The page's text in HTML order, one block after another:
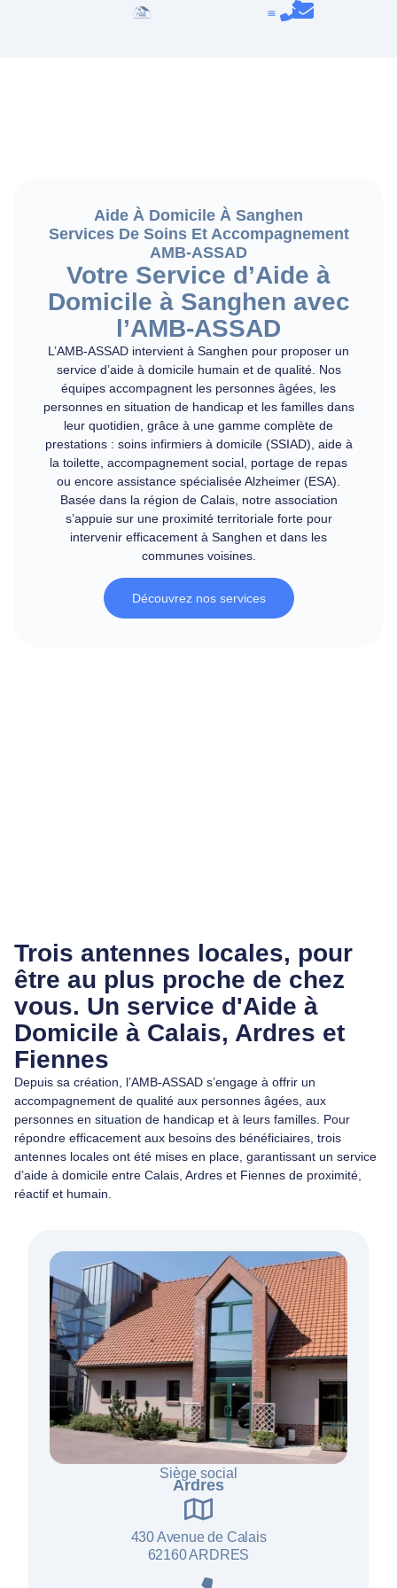
Aide À Domicile À Sanghen
Services De Soins Et Accompagnement
AMB-ASSAD
Votre Service d’Aide à
Domicile à Sanghen avec
l’AMB-ASSAD
L’AMB-ASSAD intervient à Sanghen pour proposer un
service d’aide à domicile humain et de qualité. Nos
équipes accompagnent les personnes âgées, les
personnes en situation de handicap et les familles dans
leur quotidien, grâce à une gamme complète de
prestations : soins infirmiers à domicile (SSIAD), aide à
la toilette, accompagnement social, portage de repas
ou encore assistance spécialisée Alzheimer (ESA).
Basée dans la région de Calais, notre association
s’appuie sur une proximité territoriale forte pour
intervenir efficacement à Sanghen et dans les
communes voisines.
Découvrez nos services
Trois antennes locales, pour
être au plus proche de chez
vous. Un service d'Aide à
Domicile à Calais, Ardres et
Fiennes
Depuis sa création, l’AMB-ASSAD s’engage à offrir un
accompagnement de qualité aux personnes âgées, aux
personnes en situation de handicap et à leurs familles. Pour
répondre efficacement aux besoins des bénéficiaires, trois
antennes locales ont été mises en place, garantissant un service
d’aide à domicile entre Calais, Ardres et Fiennes de proximité,
réactif et humain.
Siège social
Ardres
430 Avenue de Calais
62160 ARDRES